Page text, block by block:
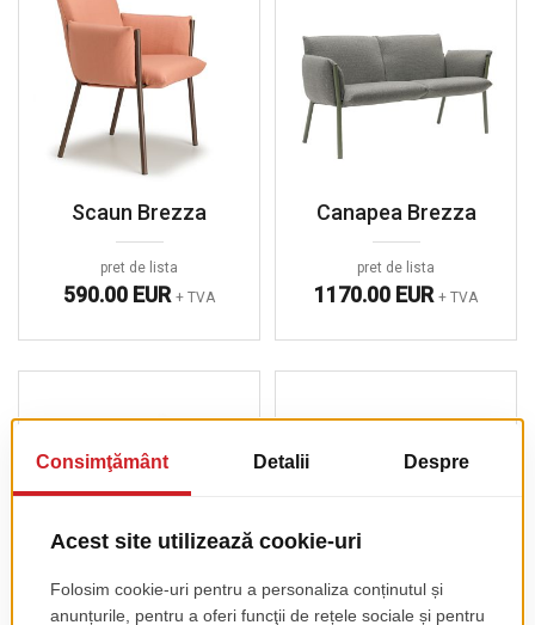
Scaun Brezza
pret de lista
590.00 EUR + TVA
Canapea Brezza
pret de lista
1170.00 EUR + TVA